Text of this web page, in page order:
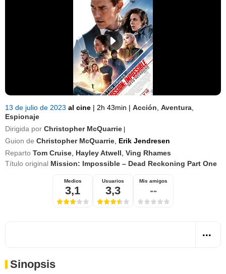
13 de julio de 2023 al cine | 2h 43min | Acción Aventura
Espionaje
Dirigida por Christopher McQuarrie
Guion de Christopher McQuarrie Erik Jendresen
Reparto Tom Cruise Hayley Atwell Ving Rhames
Título original Mission: Impossible – Dead Reckoning Part One
Medios
3,1
Usuarios
3,3
Mis amigos
--
Sinopsis